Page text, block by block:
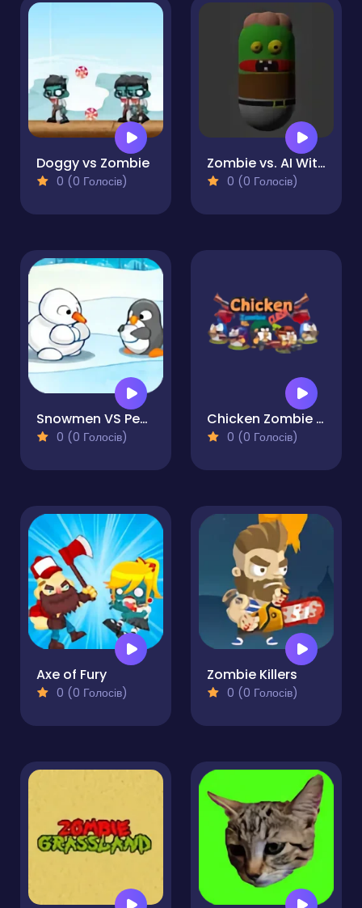
Doggy vs Zombie
0 (0 Голосів)
Zombie vs. AI Witch
0 (0 Голосів)
Snowmen VS Penguin
0 (0 Голосів)
Chicken Zombie Clash
0 (0 Голосів)
Axe of Fury
0 (0 Голосів)
Zombie Killers
0 (0 Голосів)